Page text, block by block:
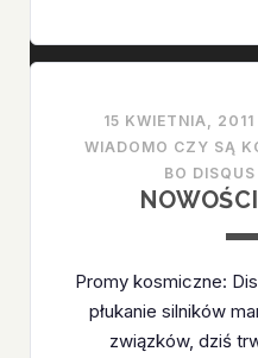
15 KWIETNIA, 2011
WIADOMO CZY SĄ
BO
Promy kosmiczne:
płukanie silników
związków, dziś